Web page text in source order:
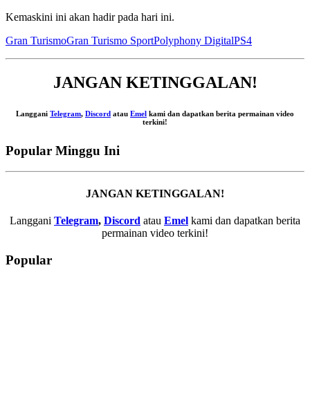
Kemaskini ini akan hadir pada hari ini.
Gran TurismoGran Turismo SportPolyphony DigitalPS4
JANGAN KETINGGALAN!
Langgani Telegram, Discord atau Emel kami dan dapatkan berita permainan video
terkini!
Popular Minggu Ini
JANGAN KETINGGALAN!
Langgani Telegram, Discord atau Emel kami dan dapatkan berita
permainan video terkini!
Popular